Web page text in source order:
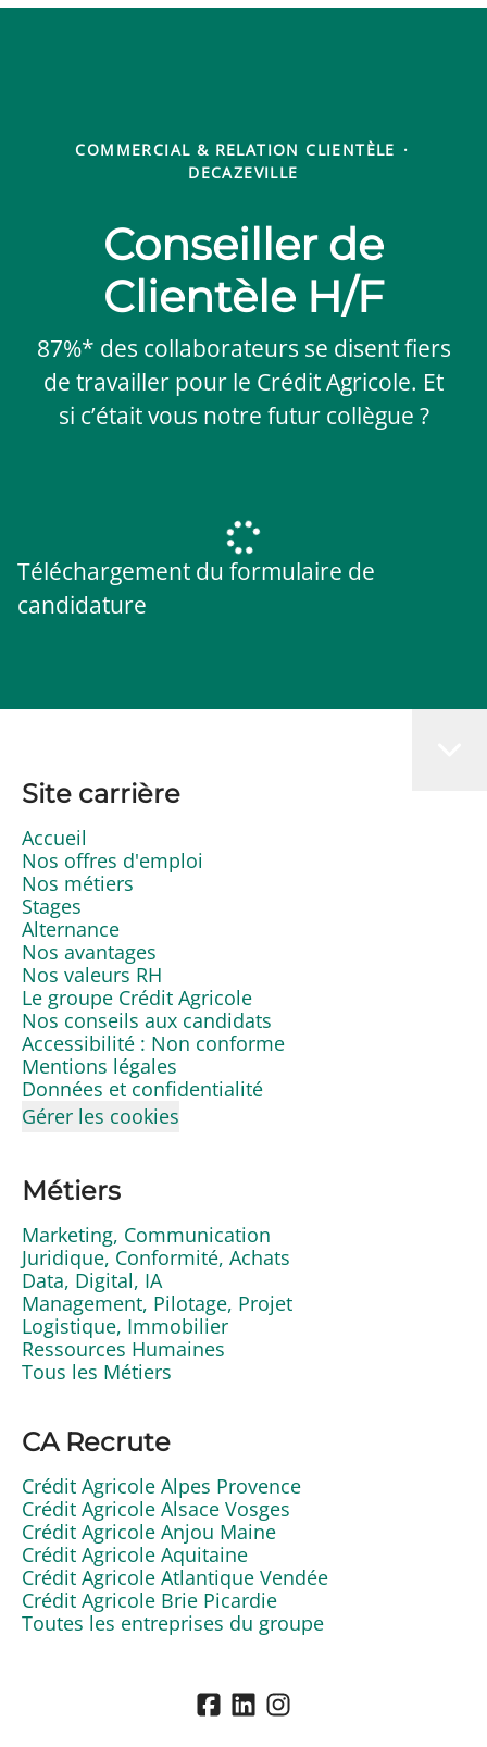
COMMERCIAL & RELATION CLIENTÈLE ·
DECAZEVILLE
Conseiller de
Clientèle H/F
87%* des collaborateurs se disent fiers
de travailler pour le Crédit Agricole. Et
si c’était vous notre futur collègue ?
Téléchargement du formulaire de
candidature
Site carrière
Accueil
Nos offres d'emploi
Nos métiers
Stages
Alternance
Nos avantages
Nos valeurs RH
Le groupe Crédit Agricole
Nos conseils aux candidats
Accessibilité : Non conforme
Mentions légales
Données et confidentialité
Gérer les cookies
Métiers
Marketing, Communication
Juridique, Conformité, Achats
Data, Digital, IA
Management, Pilotage, Projet
Logistique, Immobilier
Ressources Humaines
Tous les Métiers
CA Recrute
Crédit Agricole Alpes Provence
Crédit Agricole Alsace Vosges
Crédit Agricole Anjou Maine
Crédit Agricole Aquitaine
Crédit Agricole Atlantique Vendée
Crédit Agricole Brie Picardie
Toutes les entreprises du groupe